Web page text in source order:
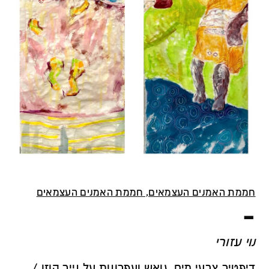
חממת האמנים העצמאים, חממת האמנים העצמאים
–
נוי עזורי